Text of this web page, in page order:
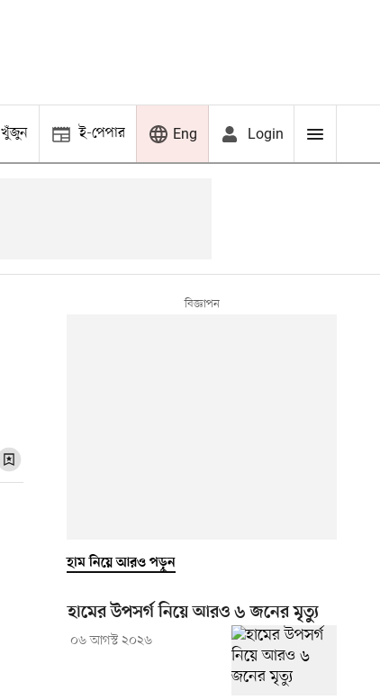
খুঁজুন ই-পেপার Eng Login
হাম নিয়ে আরও পড়ুন
হামের উপসর্গ নিয়ে আরও ৬ জনের মৃত্যু
০৬ আগস্ট ২০২৬